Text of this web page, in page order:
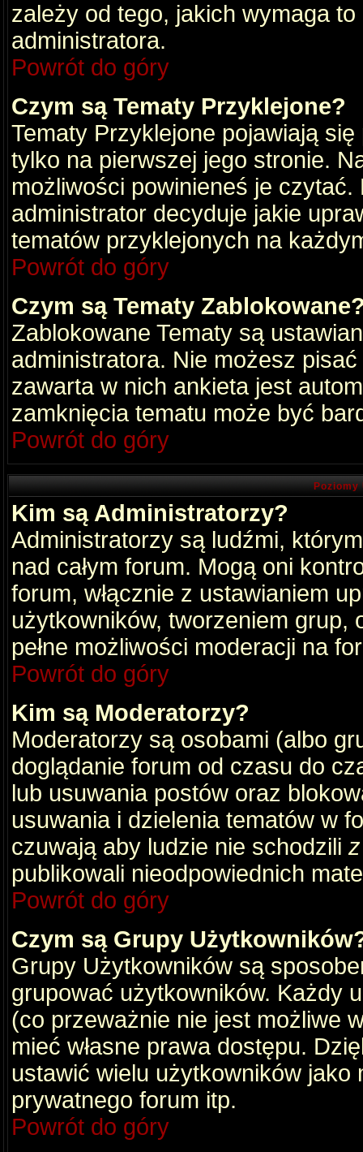
zależy od tego, jakich wymaga
administratora.
Powrót do góry
Czym są Tematy Przyklejone?
Tematy Przyklejone pojawiają
tylko na pierwszej jego stronie.
możliwości powinieneś je czytać.
administrator decyduje jakie
tematów przyklejonych na
Powrót do góry
Czym są Tematy
Zablokowane Tematy są
administratora. Nie możesz
zawarta w nich ankieta jest
zamknięcia tematu może być
Powrót do góry
Kim są Administratorzy?
Administratorzy są ludźmi,
nad całym forum. Mogą oni
forum, włącznie z ustawianiem
użytkowników, tworzeniem grup,
pełne możliwości moderacji na
Powrót do góry
Kim są Moderatorzy?
Moderatorzy są osobami (albo
doglądanie forum od czasu do
lub usuwania postów oraz
usuwania i dzielenia tematów w
czuwają aby ludzie nie schodzili
publikowali nieodpowiednich
Powrót do góry
Czym są Grupy
Grupy Użytkowników są
grupować użytkowników. Każdy
(co przeważnie nie jest możliwe
mieć własne prawa dostępu.
ustawić wielu użytkowników
prywatnego forum itp.
Powrót do góry